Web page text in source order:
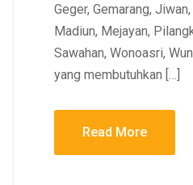
Geger, Gemarang,
Madiun, Mejayan,
Sawahan, Wonoasri,
yang membutuhkan […]
Read More